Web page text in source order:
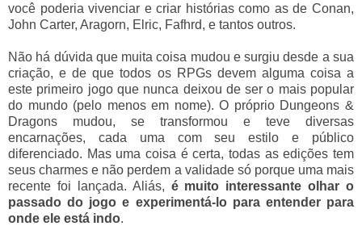
você poderia vivenciar e criar histórias como as de Conan,
John Carter, Aragorn, Elric, Fafhrd, e tantos outros.
Não há dúvida que muita coisa mudou e surgiu desde a sua
criação, e de que todos os RPGs devem alguma coisa a
este primeiro jogo que nunca deixou de ser o mais popular
do mundo (pelo menos em nome). O próprio Dungeons &
Dragons mudou, se transformou e teve diversas
encarnações, cada uma com seu estilo e público
diferenciado. Mas uma coisa é certa, todas as edições tem
seus charmes e não perdem a validade só porque uma mais
recente foi lançada. Aliás, é muito interessante olhar o
passado do jogo e experimentá-lo para entender para
onde ele está indo.